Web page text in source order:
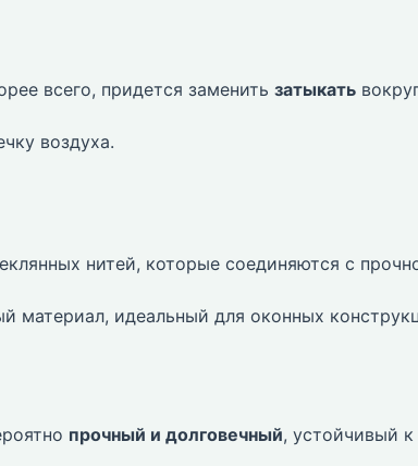
всего, придется заменить затыкать
воздуха.
нитей, которые соединяются с
материал, идеальный для оконных
прочный и долговечный, устойчивый к